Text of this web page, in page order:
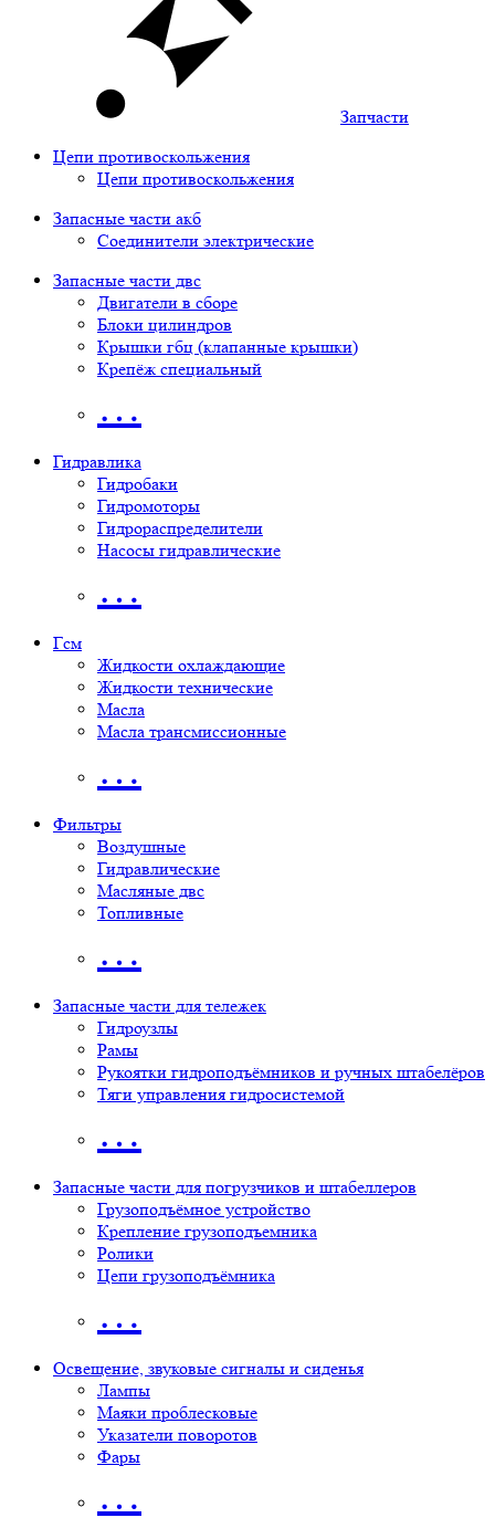
Запчасти
Цепи противоскольжения
Цепи противоскольжения
Запасные части акб
Соединители электрические
Запасные части двс
Двигатели в сборе
Блоки цилиндров
Крышки гбц (клапанные крышки)
Крепёж специальный
…
Гидравлика
Гидробаки
Гидромоторы
Гидрораспределители
Насосы гидравлические
…
Гсм
Жидкости охлаждающие
Жидкости технические
Масла
Масла трансмиссионные
…
Фильтры
Воздушные
Гидравлические
Масляные двс
Топливные
…
Запасные части для тележек
Гидроузлы
Рамы
Рукоятки гидроподъёмников и ручных штабелёров
Тяги управления гидросистемой
…
Запасные части для погрузчиков и штабеллеров
Грузоподъёмное устройство
Крепление грузоподъемника
Ролики
Цепи грузоподъёмника
…
Освещение, звуковые сигналы и сиденья
Лампы
Маяки проблесковые
Указатели поворотов
Фары
…